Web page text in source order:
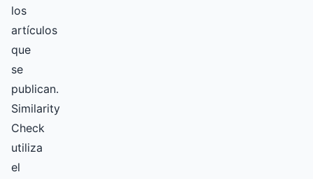
los
artículos
que
se
publican.
Similarity
Check
utiliza
el